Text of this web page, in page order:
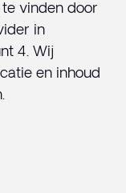
vinden door
in
4. Wij
en inhoud